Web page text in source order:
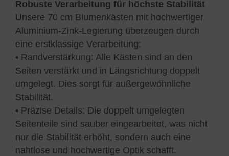
Robuste Verarbeitung für höchste Stabilität
Unsere 70 cm Blumenkästen mit hochwertiger
Aluminium-Zink-Legierung überzeugen durch
eine erstklassige Verarbeitung:
• Randverstärkung: Alle Kästen sind an den
Seiten verstärkt und in Längsrichtung doppelt
umgelegt. Dies sorgt für außergewöhnliche
Stabilität.
• Präzise Details: Die doppelt umgelegten
Seitenteile sind sauber eingearbeitet, was nicht
nur die Stabilität erhöht, sondern auch eine
nahtlose und hochwertige Optik schafft.